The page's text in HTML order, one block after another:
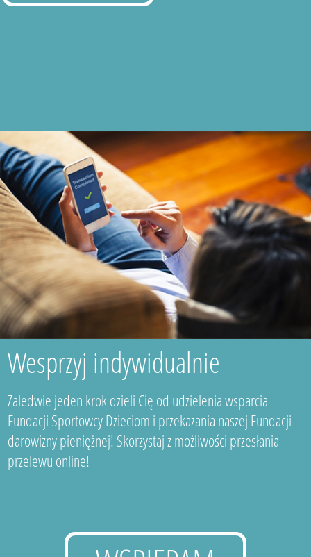
Wesprzyj indywidualnie
Zaledwie jeden krok dzieli Cię od udzielenia wsparcia
Fundacji Sportowcy Dzieciom i przekazania naszej Fundacji
darowizny pieniężnej! Skorzystaj z możliwości przesłania
przelewu online!